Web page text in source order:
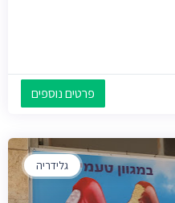
פרטים נוספים
גלידריה